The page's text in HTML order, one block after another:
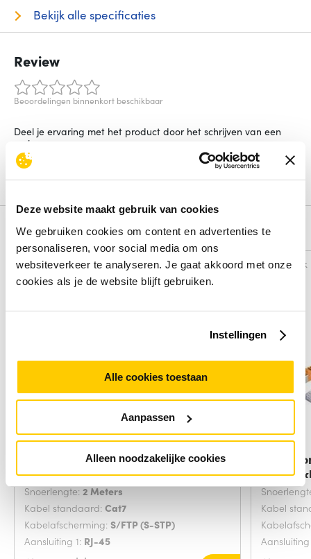
Deze website maakt gebruik van cookies
We gebruiken cookies om content en advertenties te
personaliseren, voor social media om ons
websiteverkeer te analyseren. Je gaat akkoord met onze
cookies als je de website blijft gebruiken.
Instellingen
Alle cookies toestaan
Aanpassen
Alleen noodzakelijke cookies
Bekijk alle specificaties
Review
Beoordelingen binnenkort beschikbaar
Deel je ervaring met het product door het schrijven van een
review.
Schrijf een review
Alternatieven
Vergelijk
Microconnect SFTP702G
netwerkkabel Groen 2
Snoerlengte: 2 Meters
Kabel standaard: Cat7
Kabelafscherming: S/FTP (S-STP)
Aansluiting 1: RJ-45
Vergelijk
Kabel